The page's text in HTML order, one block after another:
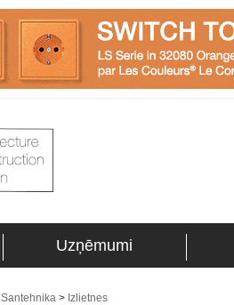
Uzņēmumi
Santehnika > Izlietnes